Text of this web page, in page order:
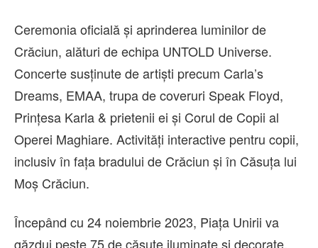
Ceremonia oficială și aprinderea luminilor de
Crăciun, alături de echipa UNTOLD Universe.
Concerte susținute de artiști precum Carla’s
Dreams, EMAA, trupa de coveruri Speak Floyd,
Prințesa Karla & prietenii ei și Corul de Copii al
Operei Maghiare. Activități interactive pentru copii,
inclusiv în fața bradului de Crăciun și în Căsuța lui
Moș Crăciun.
Începând cu 24 noiembrie 2023, Piața Unirii va
găzdui peste 75 de căsuțe iluminate și decorate,